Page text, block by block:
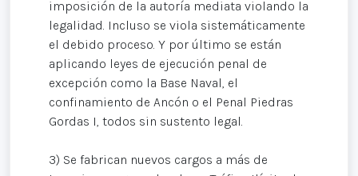
imposición de la autoría mediata violando la
legalidad. Incluso se viola sistemáticamente
el debido proceso. Y por último se están
aplicando leyes de ejecución penal de
excepción como la Base Naval, el
confinamiento de Ancón o el Penal Piedras
Gordas I, todos sin sustento legal.
3) Se fabrican nuevos cargos a más de